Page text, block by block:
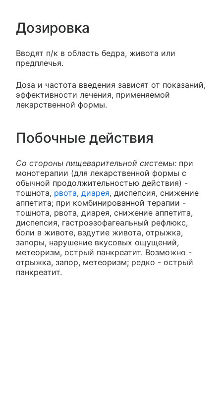
Дозировка
Вводят п/к в область бедра, живота или
предплечья.
Доза и частота введения зависят от показаний,
эффективности лечения, применяемой
лекарственной формы.
Побочные действия
Со стороны пищеварительной системы: при
монотерапии (для лекарственной формы с
обычной продолжительностью действия) -
тошнота, рвота, диарея, диспепсия, снижение
аппетита; при комбинированной терапии -
тошнота, рвота, диарея, снижение аппетита,
диспепсия, гастроэзофагеальный рефлюкс,
боли в животе, вздутие живота, отрыжка,
запоры, нарушение вкусовых ощущений,
метеоризм, острый панкреатит. Возможно -
отрыжка, запор, метеоризм; редко - острый
панкреатит.